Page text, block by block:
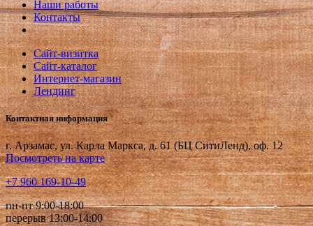
Наши работы
Контакты
Сайт-визитка
Сайт-каталог
Интернет-магазин
Лендинг
Контактная информация
г. Арзамас, ул. Карла Маркса, д. 61 (БЦ СитиЛенд), оф. 12
Посмотреть на карте
+7 960 169-10-49
пн-пт 9:00-18:00
перерыв 13:00-14:00